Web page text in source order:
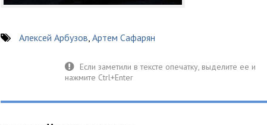
Алексей Арбузов, Артем Сафарян